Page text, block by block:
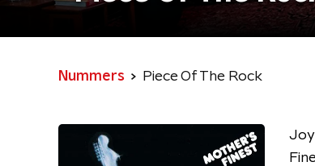
Nummers Piece Of The Rock